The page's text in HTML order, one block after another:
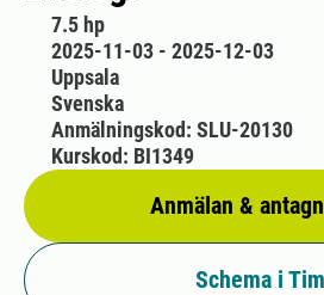
7.5 hp
2025-11-03 - 2025-12-03
Uppsala
Svenska
Anmälan &
Anmälningskod: SLU-20130
Kurskod: BI1349
Schema i